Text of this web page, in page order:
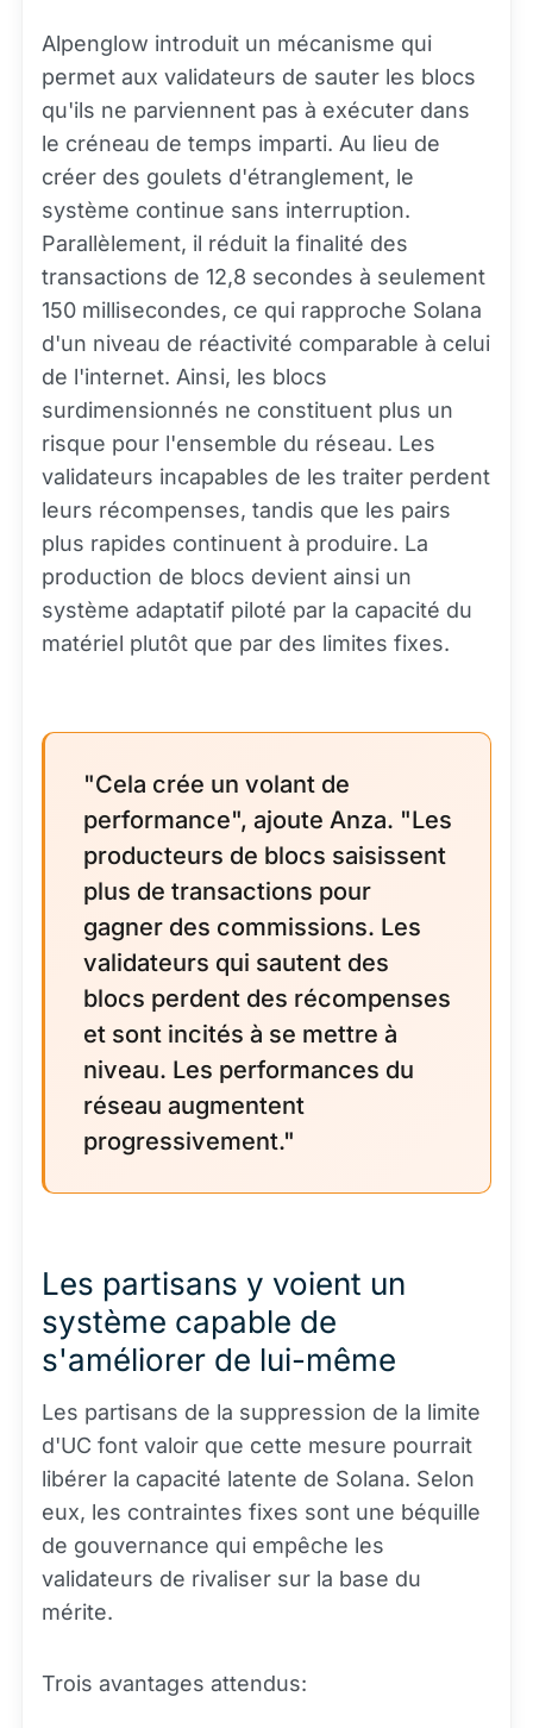
Alpenglow introduit un mécanisme qui
permet aux validateurs de sauter les blocs
qu'ils ne parviennent pas à exécuter dans
le créneau de temps imparti. Au lieu de
créer des goulets d'étranglement, le
système continue sans interruption.
Parallèlement, il réduit la finalité des
transactions de 12,8 secondes à seulement
150 millisecondes, ce qui rapproche Solana
d'un niveau de réactivité comparable à celui
de l'internet. Ainsi, les blocs
surdimensionnés ne constituent plus un
risque pour l'ensemble du réseau. Les
validateurs incapables de les traiter perdent
leurs récompenses, tandis que les pairs
plus rapides continuent à produire. La
production de blocs devient ainsi un
système adaptatif piloté par la capacité du
matériel plutôt que par des limites fixes.
"Cela crée un volant de
performance", ajoute Anza. "Les
producteurs de blocs saisissent
plus de transactions pour
gagner des commissions. Les
validateurs qui sautent des
blocs perdent des récompenses
et sont incités à se mettre à
niveau. Les performances du
réseau augmentent
progressivement."
Les partisans y voient un
système capable de
s'améliorer de lui-même
Les partisans de la suppression de la limite
d'UC font valoir que cette mesure pourrait
libérer la capacité latente de Solana. Selon
eux, les contraintes fixes sont une béquille
de gouvernance qui empêche les
validateurs de rivaliser sur la base du
mérite.
Trois avantages attendus: